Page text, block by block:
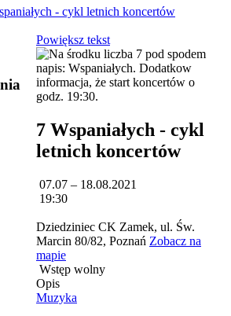
- cykl letnich koncertów
Powiększ tekst
7 Wspaniałych - cykl
letnich koncertów
07.07 – 18.08.2021
19:30
Dziedziniec CK Zamek, ul. Św.
Marcin 80/82, Poznań Zobacz na
mapie
Wstęp wolny
Opis
Muzyka